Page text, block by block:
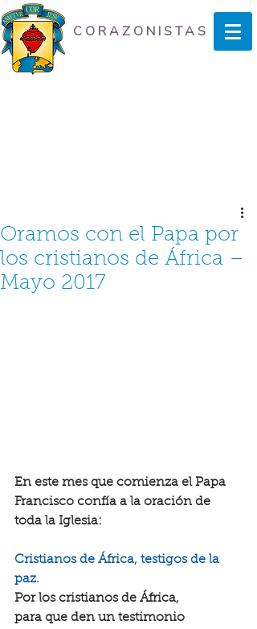
CORAZONISTAS
Oramos con el Papa por
los cristianos de África –
Mayo 2017
En este mes que comienza el Papa
Francisco confía a la oración de
toda la Iglesia:
Cristianos de África, testigos de la
paz.
Por los cristianos de África,
para que den un testimonio